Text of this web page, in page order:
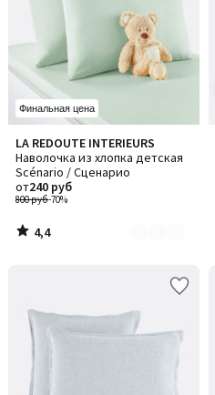
Финальная цена
LA REDOUTE INTERIEURS
Наволочка из хлопка детская
Scénario / Сценарио
800 руб-70%
от240 руб
4,4
/ 5
Количество
цветов:
3
4,4
/